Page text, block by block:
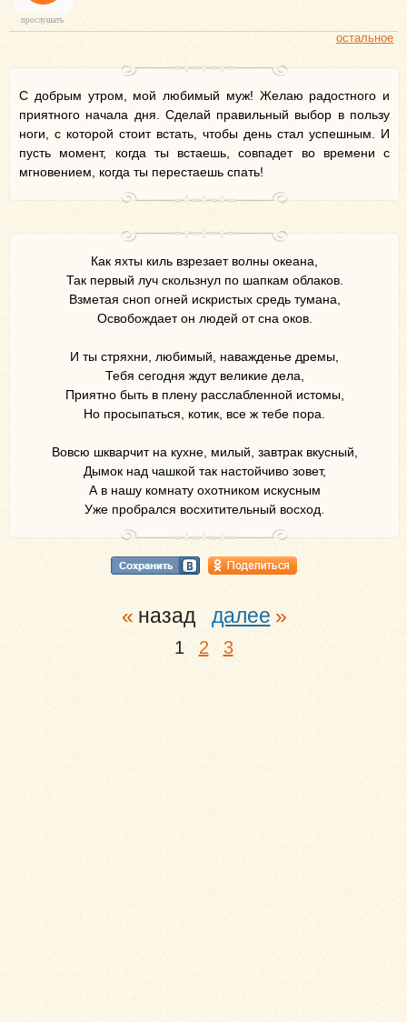
прослушать
остальное
С добрым утром, мой любимый муж! Желаю радостного и
приятного начала дня. Сделай правильный выбор в пользу
ноги, с которой стоит встать, чтобы день стал успешным. И
пусть момент, когда ты встаешь, совпадет во времени с
мгновением, когда ты перестаешь спать!
Как яхты киль взрезает волны океана,
Так первый луч скользнул по шапкам облаков.
Взметая сноп огней искристых средь тумана,
Освобождает он людей от сна оков.
И ты стряхни, любимый, наважденье дремы,
Тебя сегодня ждут великие дела,
Приятно быть в плену расслабленной истомы,
Но просыпаться, котик, все ж тебе пора.
Вовсю шкварчит на кухне, милый, завтрак вкусный,
Дымок над чашкой так настойчиво зовет,
А в нашу комнату охотником искусным
Уже пробрался восхитительный восход.
назад
1 2 3
далее